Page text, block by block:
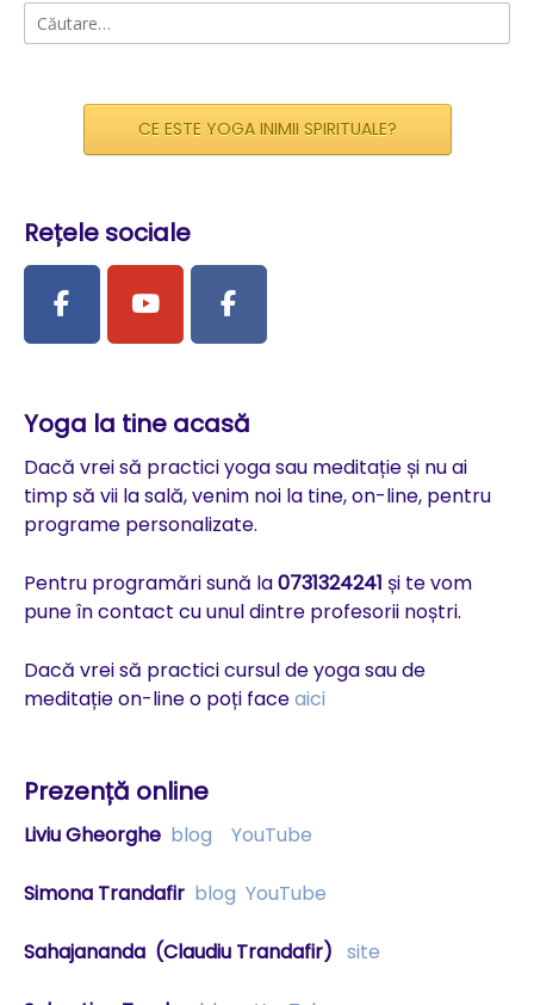
Caută
după:
CE ESTE YOGA INIMII SPIRITUALE?
Rețele sociale
Yoga la tine acasă
Dacă vrei să practici yoga sau meditație și nu ai
timp să vii la sală, venim noi la tine, on-line, pentru
programe personalizate.
Pentru programări sună la0731324241 și te vom
pune în contact cu unul dintre profesorii noștri.
Dacă vrei să practici cursul de yoga sau de
meditație on-line o poți faceaici
Prezență online
Liviu Gheorghe blog YouTube
Simona Trandafir blog YouTube
Sahajananda (Claudiu Trandafir) site